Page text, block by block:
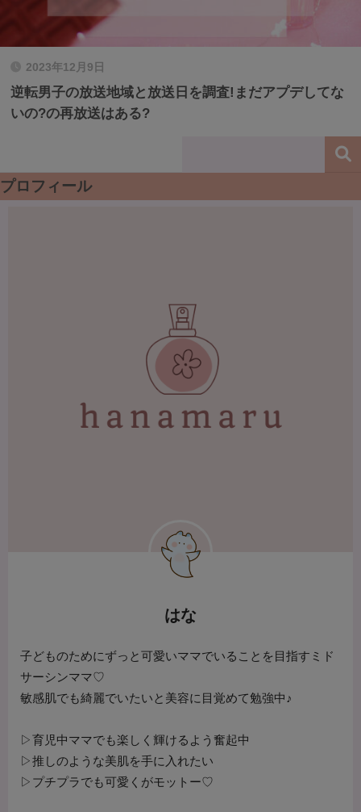
2023年12月9日
逆転男子の放送地域と放送日を調査!まだアプデしてな
いの?の再放送はある?
プロフィール
はな
子どものためにずっと可愛いママでいることを目指すミド
サーシンママ♡
敏感肌でも綺麗でいたいと美容に目覚めて勉強中♪
▷育児中ママでも楽しく輝けるよう奮起中
▷推しのような美肌を手に入れたい
▷プチプラでも可愛くがモットー♡